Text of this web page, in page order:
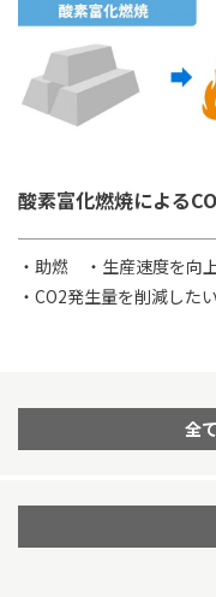
酸素富化燃焼による
・助燃 ・生産速度を向
・CO2発生量を削減したい
全